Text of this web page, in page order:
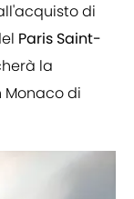
di
Paris Saint-
la
Monaco di